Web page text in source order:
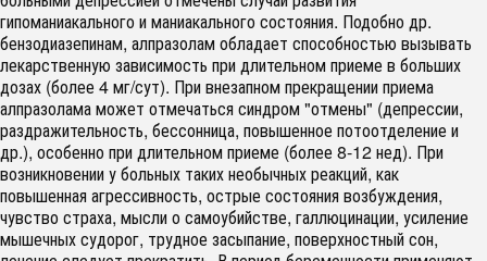
гипоманиакального и маниакального состояния. Подобно др.
бензодиазепинам, алпразолам обладает способностью вызывать
лекарственную зависимость при длительном приеме в больших
дозах (более 4 мг/сут). При внезапном прекращении приема
алпразолама может отмечаться синдром "отмены" (депрессии,
раздражительность, бессонница, повышенное потоотделение и
др.), особенно при длительном приеме (более 8-12 нед). При
возникновении у больных таких необычных реакций, как
повышенная агрессивность, острые состояния возбуждения,
чувство страха, мысли о самоубийстве, галлюцинации, усиление
мышечных судорог, трудное засыпание, поверхностный сон,